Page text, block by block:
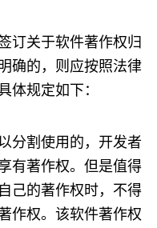
关于软件著作权归
确的，则应按照法律
体规定如下：
割使用的，开发者
有著作权。但是值得
己的著作权时，不得
作权。该软件著作权